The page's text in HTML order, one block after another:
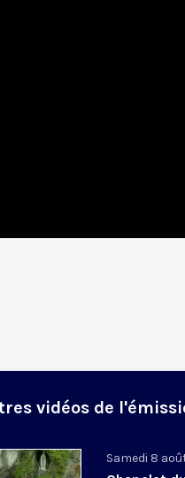
vidéos de
Samedi 8